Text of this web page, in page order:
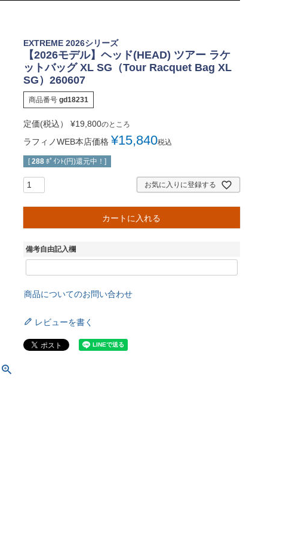
EXTREME 2026シリーズ
【2026モデル】ヘッド(HEAD) ツアー ラケ
ットバッグ XL SG（Tour Racquet Bag XL
SG）260607
商品番号 gd18231
定価(税込） ¥19,800のところ
ラフィノWEB本店価格 ¥15,840税込
[ 288 ﾎﾟｲﾝﾄ(円)還元中！]
お気に入りに登録する
カートに入れる
備考自由記入欄
商品についてのお問い合わせ
レビューを書く